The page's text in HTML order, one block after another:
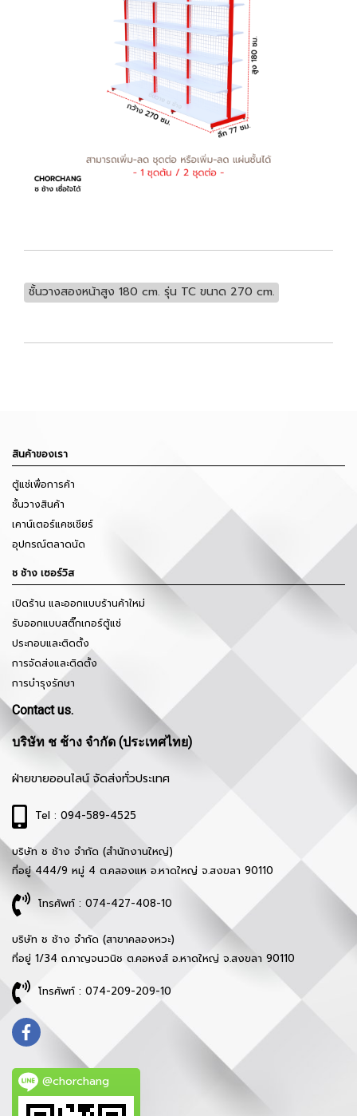
ชั้นวางสองหน้าสูง 180 cm. รุ่น TC ขนาด 270 cm.
สินค้าของเรา
ตู้แช่เพื่อการค้า
ชั้นวางสินค้า
เคาน์เตอร์แคชเชียร์
อุปกรณ์ตลาดนัด
ช ช้าง เซอร์วิส
เปิดร้าน และออกแบบร้านค้าใหม่
รับออกแบบสติ๊กเกอร์ตู้แช่
ประกอบและติดตั้ง
การจัดส่งและติดตั้ง
การบำรุงรักษา
Contact us.
บริษัท ช ช้าง จำกัด (ประเทศไทย)
ฝ่ายขายออนไลน์ จัดส่งทั่วประเทศ
Tel : 094-589-4525
บริษัท ช ช้าง จำกัด (สำนักงานใหญ่)
ที่อยู่ 444/9 หมู่ 4 ต.คลองแห อ.หาดใหญ่ จ.สงขลา 90110
โทรศัพท์ : 074-427-408-10
บริษัท ช ช้าง จำกัด (สาขาคลองหวะ)
ที่อยู่ 1/34 ถ.กาญจนวนิช ต.คอหงส์ อ.หาดใหญ่ จ.สงขลา 90110
โทรศัพท์ : 074-209-209-10
@chorchang